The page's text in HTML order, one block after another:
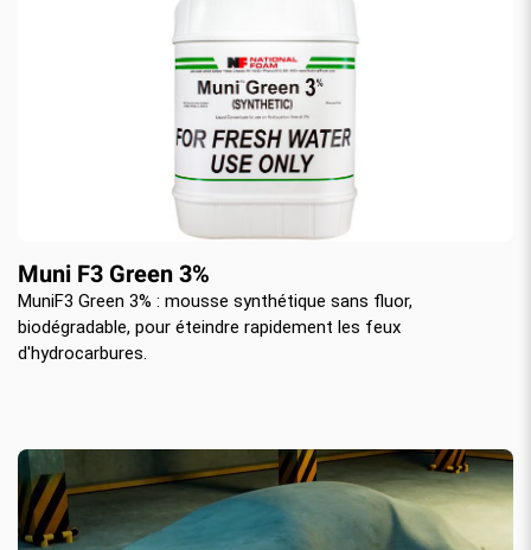
Muni F3 Green 3%
MuniF3 Green 3% : mousse synthétique sans fluor,
biodégradable, pour éteindre rapidement les feux
d'hydrocarbures.